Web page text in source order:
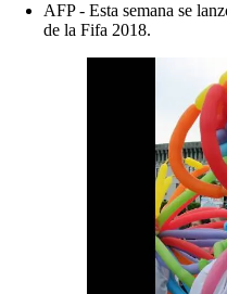
AFP - Esta semana se
de la Fifa 2018.